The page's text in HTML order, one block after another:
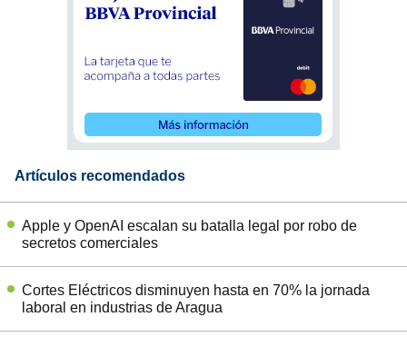
Artículos recomendados
Apple y OpenAI escalan su batalla legal por robo de
secretos comerciales
Cortes Eléctricos disminuyen hasta en 70% la jornada
laboral en industrias de Aragua